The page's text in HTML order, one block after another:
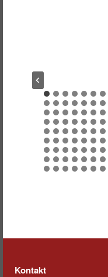
Kontakt